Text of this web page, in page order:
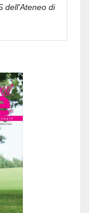
dell'Ateneo di